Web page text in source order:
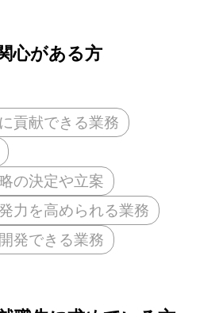
心がある方
貢献できる業務
の決定や立案
力を高められる業務
発できる業務